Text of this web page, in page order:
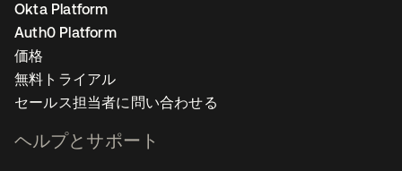
Okta Platform
Auth0 Platform
価格
無料トライアル
セールス担当者に問い合わせる
ヘルプとサポート